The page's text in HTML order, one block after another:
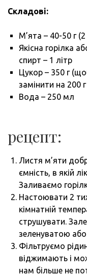
Складові:
М’ята – 40-50 г
Якісна горілка
спирт – 1 літр
Цукор – 350 г
замінити на 200
Вода – 250 мл
рецепт:
Листя м’яти
ємність, в якій
Заливаємо
Настоювати 2
кімнатній
струшувати.
зеленуватою або
Фільтруємо
віджимають і
нам більше не